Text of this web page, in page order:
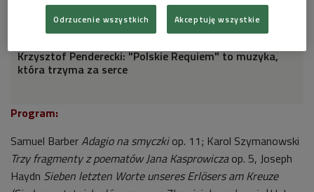
Krzysztof Penderecki: "Polskie Requiem" to muzyka,
która trzyma za serce
Program:
Samuel BarberAdagio na smyczkiop. 11; Karol Szymanowski
Trzy fragmenty z poematów Jana Kasprowiczaop. 5, Joseph
Haydn Sieben letzten Worte unseres Erlösers am Kreuze
Odrzucenie wszystkich Akceptuję wszystkie